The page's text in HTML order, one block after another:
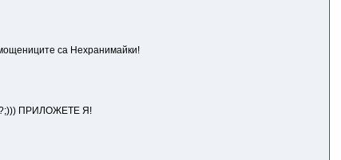
са Нехранимайки!
ПРИЛОЖЕТЕ Я!